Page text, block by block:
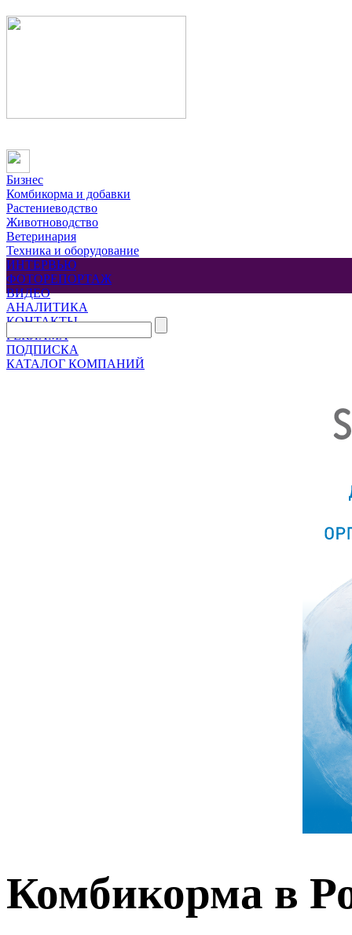
Бизнес
Комбикорма и добавки
Растениеводство
Животноводство
Ветеринария
Техника и оборудование
ИНТЕРВЬЮ
ФОТОРЕПОРТАЖ
ВИДЕО
АНАЛИТИКА
КОНТАКТЫ
РЕКЛАМА
ПОДПИСКА
КАТАЛОГ КОМПАНИЙ
Комбикорма в